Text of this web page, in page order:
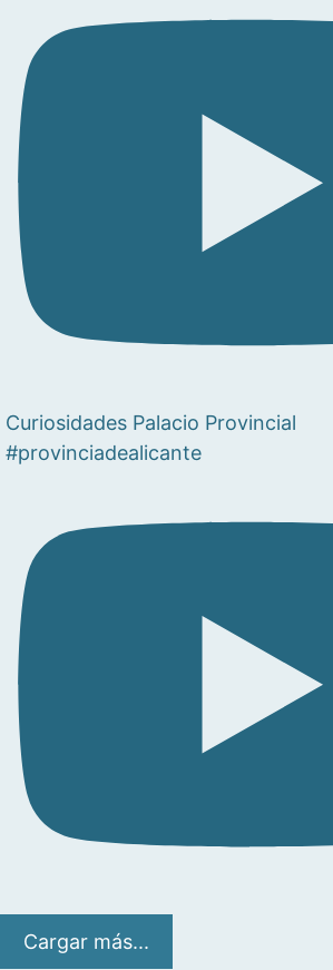
Curiosidades Palacio Provincial
#provinciadealicante
Cargar más...